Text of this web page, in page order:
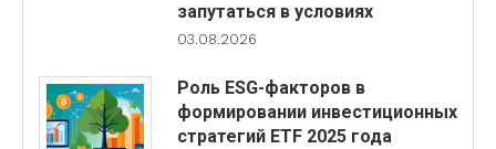
запутаться в условиях
03.08.2026
Роль ESG-факторов в
формировании инвестиционных
стратегий ETF 2025 года